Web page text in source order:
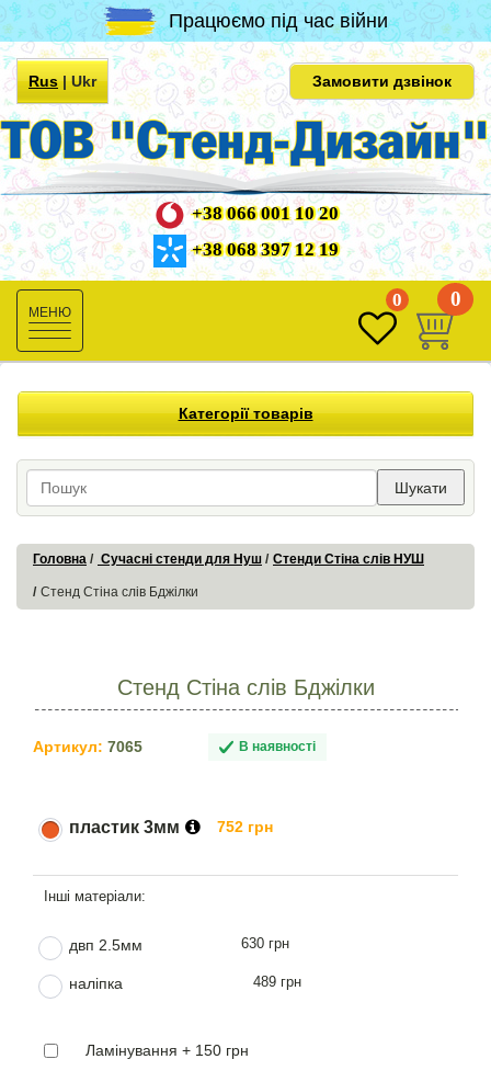
Працюємо під час війни
Rus|Ukr Замовити дзвінок
+38 066 001 10 20
+38 068 397 12 19
Toggle
navigation
0 0
Категорії товарів
Шукати
Головна Сучасні стенди для Нуш Стенди Стіна слів НУШ
Стенд Стіна слів Бджілки
Стенд Стіна слів Бджілки
Артикул: 7065 В наявності
пластик 3мм 752 грн
двп 2.5мм 630 грн
наліпка 489 грн
Ламінування + 150 грн